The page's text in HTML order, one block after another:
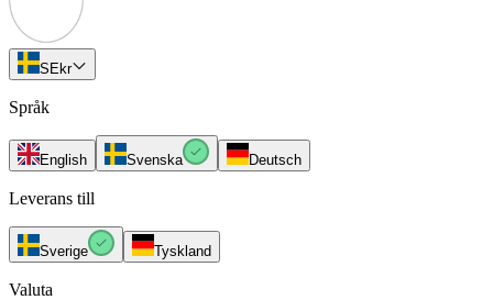
SEkr
Språk
English Svenska Deutsch
Leverans till
Sverige Tyskland
Valuta